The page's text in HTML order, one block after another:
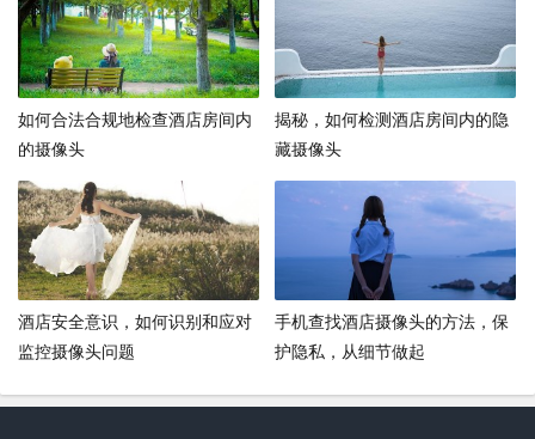
如何合法合规地检查酒店房间内
的摄像头
揭秘，如何检测酒店房间内的隐
藏摄像头
酒店安全意识，如何识别和应对
监控摄像头问题
手机查找酒店摄像头的方法，保
护隐私，从细节做起